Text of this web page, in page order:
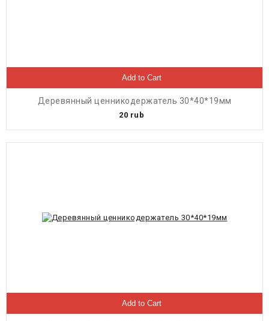
Add to Cart
Деревянный ценникодержатель 30*40*19мм
20 rub
Add to Cart